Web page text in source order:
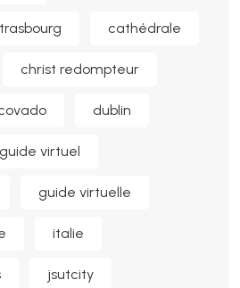
cathédrale
christ redompteur
dublin
guide virtuel
guide virtuelle
italie
jsutcity